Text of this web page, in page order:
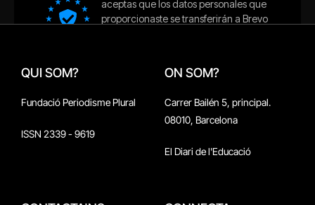
QUI SOM?
Fundació Periodisme Plural
ISSN 2339 - 9619
ON SOM?
Carrer Bailén 5, principal.
08010, Barcelona
El Diari de l'Educació